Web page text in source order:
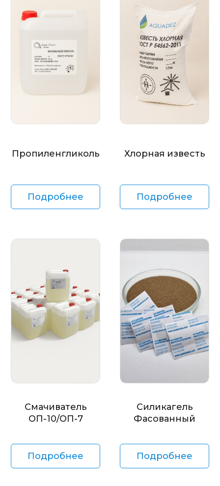
Пропиленгликоль
Подробнее
Хлорная известь
Подробнее
Смачиватель
ОП-10/ОП-7
Подробнее
Силикагель
Фасованный
Подробнее